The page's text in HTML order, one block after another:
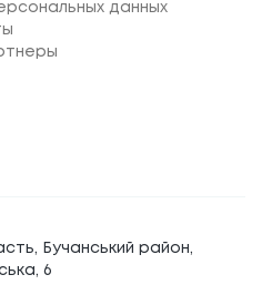
данных
Бучанський район,
6